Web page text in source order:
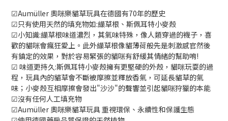
☑Aumüller 奧咪樂貓草玩具在德國有70年的歷史
☑只有使用天然的填充物如:纈草根、斯佩耳特小麥殼
☑小知識:纈草根味道濃烈，其氣味特殊，像人類穿過的襪子，喜
歡的貓咪會瘋狂愛上。此外纈草根像貓薄荷般先是刺激感官然後
有鎮定的效果，對於容易緊張的貓咪有舒緩其情緒的幫助唷!
☑ 味道更持久:斯佩耳特小麥殼擁有更堅硬的外殼，貓咪玩耍的過
程，玩具內的貓草會不斷被摩擦並釋放香氣，可延長貓草的氣
味；小麥殼互相摩擦會發出"沙沙"的聲響並引起貓咪狩獵的本能
☑沒有任何人工填充物
☑Aumüller 奧咪樂貓草玩具 重視環保、永續性和保護生態